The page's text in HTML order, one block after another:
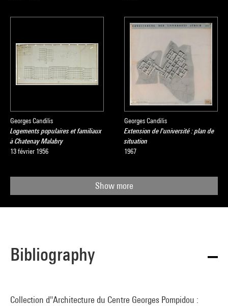
Georges Candilis
Logements populaires et familiaux
à Chatenay Malabry
13 février 1956
Georges Candilis
Extension de l'université : plan de
situation
1967
Show more
Bibliography
Collection d''Architecture du Centre Georges Pompidou :